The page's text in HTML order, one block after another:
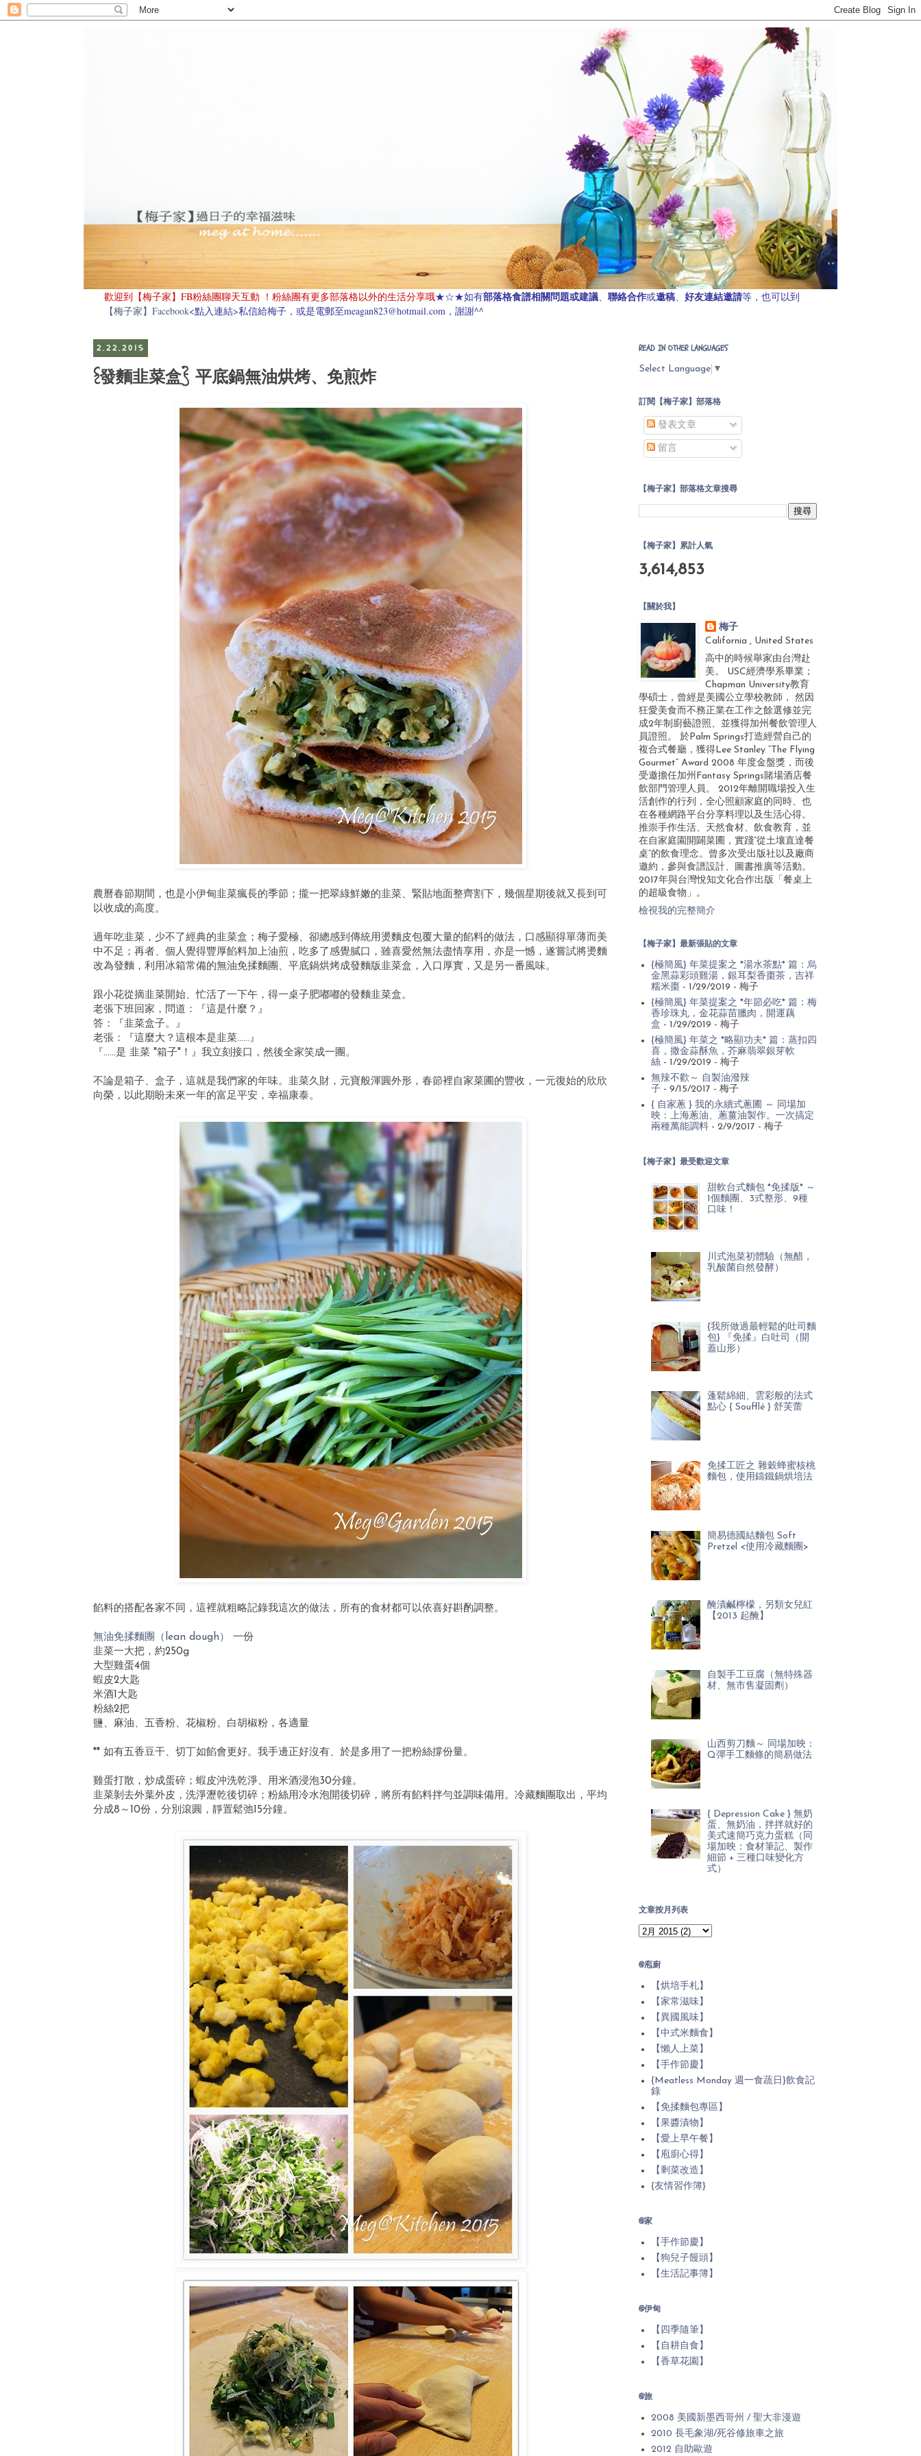
歡迎到 【梅子家】FB粉絲團聊天互動 ！粉絲團有更多部落格以外的生活分享哦★☆★如有部落格食譜相關問題或建議、 聯絡合作或邀稿、 好友連結邀請等，也可以到
【梅子家】Facebook<點入連結>私信給梅子，或是電郵至meagan823@hotmail.com，謝謝^^
2.22.2015
{發麵韭菜盒} 平底鍋無油烘烤、免煎炸
農曆春節期間，也是小伊甸韭菜瘋長的季節；攏一把翠綠鮮嫩的韭菜、緊貼地面整齊割下，幾個星期後就又長到可
以收成的高度。
過年吃韭菜，少不了經典的韭菜盒；梅子愛極、卻總感到傳統用燙麵皮包覆大量的餡料的做法，口感顯得單薄而美
中不足；再者、個人覺得豐厚餡料加上油煎，吃多了感覺膩口，雖喜愛然無法盡情享用，亦是一憾，遂嘗試將燙麵
改為發麵，利用冰箱常備的無油免揉麵團、平底鍋烘烤成發麵版韭菜盒，入口厚實，又是另一番風味。
跟小花從摘韭菜開始、忙活了一下午，得一桌子肥嘟嘟的發麵韭菜盒。
老張下班回家，問道：『這是什麼？』
答：『韭菜盒子。』
老張：『這麼大？這根本是韭菜……』
『……是 韭菜 "箱子"！』我立刻接口，然後全家笑成一團。
不論是箱子、盒子，這就是我們家的年味。韭菜久財，元寶般渾圓外形，春節裡自家菜圃的豐收，一元復始的欣欣
向榮，以此期盼未來一年的富足平安，幸福康泰。
餡料的搭配各家不同，這裡就粗略記錄我這次的做法，所有的食材都可以依喜好斟酌調整。
無油免揉麵團（lean dough）
一份
韭菜一大把，約250g
大型雞蛋4個
蝦皮2大匙
米酒1大匙
粉絲2把
鹽、麻油、五香粉、花椒粉、白胡椒粉，各適量
** 如有五香豆干、切丁如餡會更好。我手邊正好沒有、於是多用了一把粉絲撐份量。
雞蛋打散，炒成蛋碎；蝦皮沖洗乾淨、用米酒浸泡30分鐘。
韭菜剝去外葉外皮，洗淨瀝乾後切碎；粉絲用冷水泡開後切碎，將所有餡料拌勻並調味備用。冷藏麵團取出，平均
分成8～10份，分別滾圓，靜置鬆弛15分鐘。
READ IN OTHER LANGUAGES
Select Language ▼
訂閱【梅子家】部落格
發表文章
留言
【梅子家】部落格文章搜尋
【梅子家】累計人氣
3,614,853
【關於我】
梅子
California , United States
高中的時候舉家由台灣赴
美。 USC經濟學系畢業；
Chapman University教育
學碩士，曾經是美國公立學校教師， 然因
狂愛美食而不務正業在工作之餘選修並完
成2年制廚藝證照、並獲得加州餐飲管理人
員證照。 於Palm Springs打造經營自己的
複合式餐廳，獲得Lee Stanley “The Flying
Gourmet” Award 2008 年度金盤獎，而後
受邀擔任加州Fantasy Springs賭場酒店餐
飲部門管理人員。 2012年離開職場投入生
活創作的行列，全心照顧家庭的同時、也
在各種網路平台分享料理以及生活心得。
推崇手作生活、天然食材、飲食教育，並
在自家庭園開闢菜圃，實踐“從土壤直達餐
桌”的飲食理念。曾多次受出版社以及廠商
邀約，參與食譜設計、圖書推廣等活動。
2017年與台灣悅知文化合作出版「餐桌上
的超級食物」。
檢視我的完整簡介
【梅子家】最新張貼的文章
{極簡風} 年菜提案之 *湯水茶點* 篇：烏
金黑蒜彩頭雞湯，銀耳梨香棗茶，吉祥
糯米棗- 1/29/2019 - 梅子
{極簡風} 年菜提案之 *年節必吃* 篇：梅
香珍珠丸，金花蒜苗臘肉，開運藕
盒 - 1/29/2019 - 梅子
{極簡風} 年菜之 *略顯功夫* 篇：蒸扣四
喜，撒金蒜酥魚，芥麻翡翠銀芽軟
絲- 1/29/2019 - 梅子
無辣不歡～ 自製油潑辣
子- 9/15/2017 - 梅子
{ 自家蔥 } 我的永續式蔥圃 ～ 同場加
映：上海蔥油、蔥薑油製作。一次搞定
兩種萬能調料- 2/9/2017 - 梅子
【梅子家】最受歡迎文章
甜軟台式麵包 *免揉版* ～
1個麵團、3式整形、9種
口味！
川式泡菜初體驗（無醋，
乳酸菌自然發酵）
{我所做過最輕鬆的吐司麵
包} 『免揉』白吐司（開
蓋山形）
蓬鬆綿細、雲彩般的法式
點心 { Soufflé } 舒芙蕾
免揉工匠之 雜穀蜂蜜核桃
麵包，使用鑄鐵鍋烘培法
簡易德國結麵包 Soft
Pretzel <使用冷藏麵團>
醃漬鹹檸檬，另類女兒紅
【2013 起醃】
自製手工豆腐（無特殊器
材、無市售凝固劑）
山西剪刀麵～ 同場加映：
Q彈手工麵條的簡易做法
{ Depression Cake } 無奶
蛋、無奶油，拌拌就好的
美式速簡巧克力蛋糕（同
場加映：食材筆記、製作
細節 + 三種口味變化方
式）
文章按月列表
@庖廚
【烘培手札】
【家常滋味】
【異國風味】
【中式米麵食】
【懶人上菜】
【手作節慶】
{Meatless Monday 週一食蔬日}飲食記
錄
【免揉麵包專區】
【果醬漬物】
【愛上早午餐】
【庖廚心得】
【剩菜改造】
{友情習作簿}
@家
【手作節慶】
【狗兒子饅頭】
【生活記事簿】
@伊甸
【四季隨筆】
【自耕自食】
【香草花園】
@旅
2008 美國新墨西哥州 / 聖大非漫遊
2010 長毛象湖/死谷修旅車之旅
2012 自助歐遊